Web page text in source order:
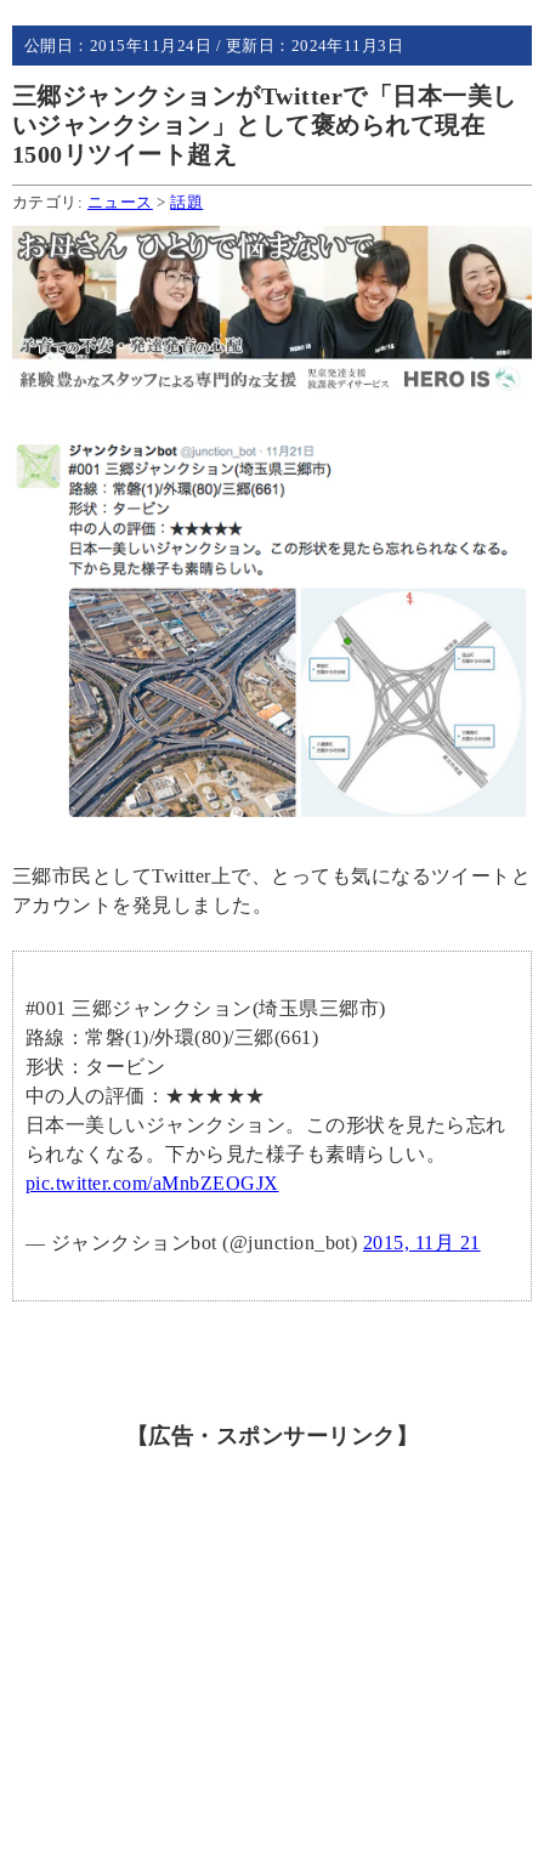
公開日： 2015年11月24日 / 更新日： 2024年11月3日
三郷ジャンクションがTwitterで「日本一美し
いジャンクション」として褒められて現在
1500リツイート超え
カテゴリ: ニュース >話題
三郷市民としてTwitter上で、とっても気になるツイートと
アカウントを発見しました。
#001 三郷ジャンクション(埼玉県三郷市)
路線：常磐(1)/外環(80)/三郷(661)
形状：タービン
中の人の評価：★★★★★
日本一美しいジャンクション。この形状を見たら忘れ
られなくなる。下から見た様子も素晴らしい。
pic.twitter.com/aMnbZEOGJX
— ジャンクションbot (@junction_bot) 2015, 11月 21
【広告・スポンサーリンク】